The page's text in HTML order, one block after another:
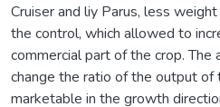
Cruiser and liy Parus, less
the control, which allowed to
commercial part of the crop.
change the ratio of the output
marketable in the growth